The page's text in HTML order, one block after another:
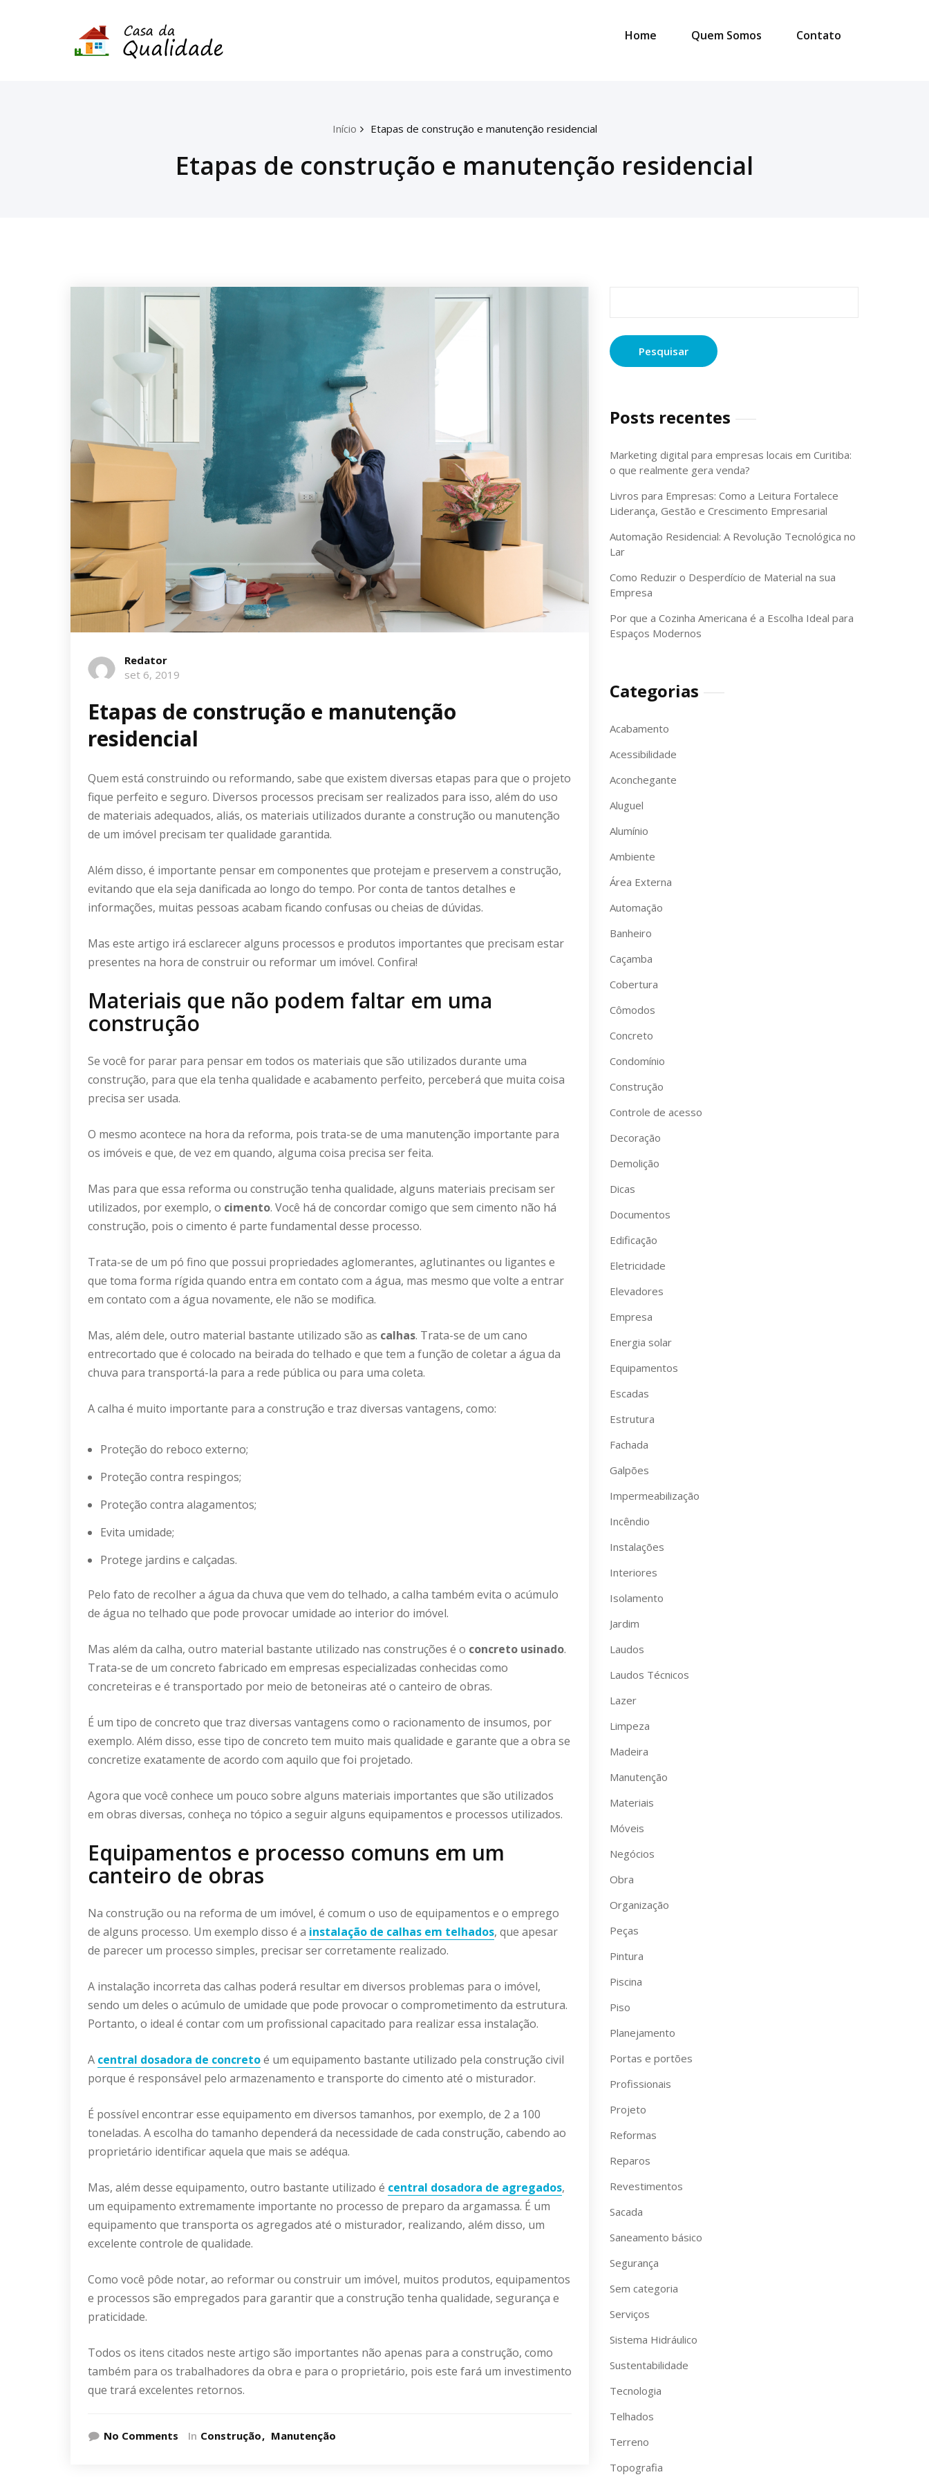
Home Quem Somos Contato
Início Etapas de construção e manutenção residencial
Etapas de construção e manutenção residencial
Redator
set 6, 2019
Etapas de construção e manutenção
residencial
Quem está construindo ou reformando, sabe que existem diversas etapas para que o projeto
fique perfeito e seguro. Diversos processos precisam ser realizados para isso, além do uso
de materiais adequados, aliás, os materiais utilizados durante a construção ou manutenção
de um imóvel precisam ter qualidade garantida.
Além disso, é importante pensar em componentes que protejam e preservem a construção,
evitando que ela seja danificada ao longo do tempo. Por conta de tantos detalhes e
informações, muitas pessoas acabam ficando confusas ou cheias de dúvidas.
Mas este artigo irá esclarecer alguns processos e produtos importantes que precisam estar
presentes na hora de construir ou reformar um imóvel. Confira!
Materiais que não podem faltar em uma
construção
Se você for parar para pensar em todos os materiais que são utilizados durante uma
construção, para que ela tenha qualidade e acabamento perfeito, perceberá que muita coisa
precisa ser usada.
O mesmo acontece na hora da reforma, pois trata-se de uma manutenção importante para
os imóveis e que, de vez em quando, alguma coisa precisa ser feita.
Mas para que essa reforma ou construção tenha qualidade, alguns materiais precisam ser
utilizados, por exemplo, o cimento. Você há de concordar comigo que sem cimento não há
construção, pois o cimento é parte fundamental desse processo.
Trata-se de um pó fino que possui propriedades aglomerantes, aglutinantes ou ligantes e
que toma forma rígida quando entra em contato com a água, mas mesmo que volte a entrar
em contato com a água novamente, ele não se modifica.
Mas, além dele, outro material bastante utilizado são as calhas. Trata-se de um cano
entrecortado que é colocado na beirada do telhado e que tem a função de coletar a água da
chuva para transportá-la para a rede pública ou para uma coleta.
A calha é muito importante para a construção e traz diversas vantagens, como:
Proteção do reboco externo;
Proteção contra respingos;
Proteção contra alagamentos;
Evita umidade;
Protege jardins e calçadas.
Pelo fato de recolher a água da chuva que vem do telhado, a calha também evita o acúmulo
de água no telhado que pode provocar umidade ao interior do imóvel.
Mas além da calha, outro material bastante utilizado nas construções é o concreto usinado.
Trata-se de um concreto fabricado em empresas especializadas conhecidas como
concreteiras e é transportado por meio de betoneiras até o canteiro de obras.
É um tipo de concreto que traz diversas vantagens como o racionamento de insumos, por
exemplo. Além disso, esse tipo de concreto tem muito mais qualidade e garante que a obra se
concretize exatamente de acordo com aquilo que foi projetado.
Agora que você conhece um pouco sobre alguns materiais importantes que são utilizados
em obras diversas, conheça no tópico a seguir alguns equipamentos e processos utilizados.
Equipamentos e processo comuns em um
canteiro de obras
Na construção ou na reforma de um imóvel, é comum o uso de equipamentos e o emprego
de alguns processo. Um exemplo disso é a instalação de calhas em telhados, que apesar
de parecer um processo simples, precisar ser corretamente realizado.
A instalação incorreta das calhas poderá resultar em diversos problemas para o imóvel,
sendo um deles o acúmulo de umidade que pode provocar o comprometimento da estrutura.
Portanto, o ideal é contar com um profissional capacitado para realizar essa instalação.
A central dosadora de concretoé um equipamento bastante utilizado pela construção civil
porque é responsável pelo armazenamento e transporte do cimento até o misturador.
É possível encontrar esse equipamento em diversos tamanhos, por exemplo, de 2 a 100
toneladas. A escolha do tamanho dependerá da necessidade de cada construção, cabendo ao
proprietário identificar aquela que mais se adéqua.
Mas, além desse equipamento, outro bastante utilizado é central dosadora de agregados,
um equipamento extremamente importante no processo de preparo da argamassa. É um
equipamento que transporta os agregados até o misturador, realizando, além disso, um
excelente controle de qualidade.
Como você pôde notar, ao reformar ou construir um imóvel, muitos produtos, equipamentos
e processos são empregados para garantir que a construção tenha qualidade, segurança e
praticidade.
Todos os itens citados neste artigo são importantes não apenas para a construção, como
também para os trabalhadores da obra e para o proprietário, pois este fará um investimento
que trará excelentes retornos.
No Comments In Construção Manutenção
Posts recentes
Marketing digital para empresas locais em Curitiba:
o que realmente gera venda?
Livros para Empresas: Como a Leitura Fortalece
Liderança, Gestão e Crescimento Empresarial
Automação Residencial: A Revolução Tecnológica no
Lar
Como Reduzir o Desperdício de Material na sua
Empresa
Por que a Cozinha Americana é a Escolha Ideal para
Espaços Modernos
Categorias
Acabamento
Acessibilidade
Aconchegante
Aluguel
Alumínio
Ambiente
Área Externa
Automação
Banheiro
Caçamba
Cobertura
Cômodos
Concreto
Condomínio
Construção
Controle de acesso
Decoração
Demolição
Dicas
Documentos
Edificação
Eletricidade
Elevadores
Empresa
Energia solar
Equipamentos
Escadas
Estrutura
Fachada
Galpões
Impermeabilização
Incêndio
Instalações
Interiores
Isolamento
Jardim
Laudos
Laudos Técnicos
Lazer
Limpeza
Madeira
Manutenção
Materiais
Móveis
Negócios
Obra
Organização
Peças
Pintura
Piscina
Piso
Planejamento
Portas e portões
Profissionais
Projeto
Reformas
Reparos
Revestimentos
Sacada
Saneamento básico
Segurança
Sem categoria
Serviços
Sistema Hidráulico
Sustentabilidade
Tecnologia
Telhados
Terreno
Topografia